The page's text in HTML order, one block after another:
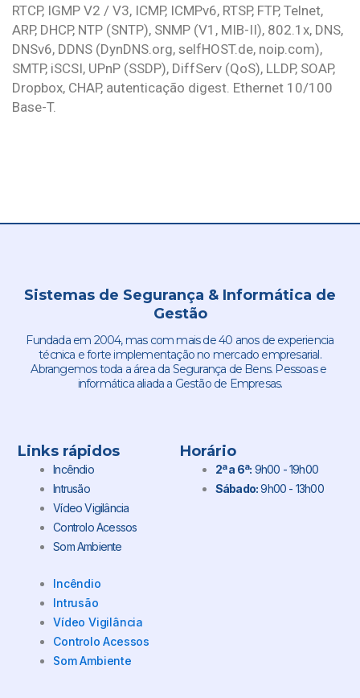
RTCP, IGMP V2 / V3, ICMP, ICMPv6, RTSP, FTP, Telnet,
ARP, DHCP, NTP (SNTP), SNMP (V1, MIB-II), 802.1x, DNS,
DNSv6, DDNS (DynDNS.org, selfHOST.de, noip.com),
SMTP, iSCSI, UPnP (SSDP), DiffServ (QoS), LLDP, SOAP,
Dropbox, CHAP, autenticação digest. Ethernet 10/100
Base-T.
Sistemas de Segurança & Informática de
Gestão
Fundada em 2004, mas com mais de 40 anos de experiencia
técnica e forte implementação no mercado empresarial.
Abrangemos toda a área da Segurança de Bens. Pessoas e
informática aliada a Gestão de Empresas.
Links rápidos
Incêndio
Intrusão
Vídeo Vigilância
Controlo Acessos
Som Ambiente
Incêndio
Intrusão
Vídeo Vigilância
Controlo Acessos
Som Ambiente
Horário
2ª a 6ª: 9h00 - 19h00
Sábado:9h00 - 13h00